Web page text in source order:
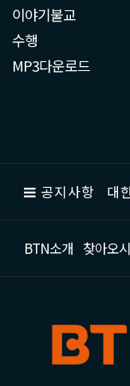
이야기불교
수행
MP3다운로드
공지사항 대
BTN소개 찾아오